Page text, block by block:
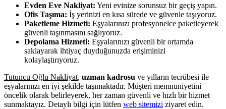
Evden Eve Nakliyat: Yeni evinize sorunsuz bir geçiş yapın.
Ofis Taşıma: İş yerinizi en kısa sürede ve güvenle taşıyoruz.
Paketleme Hizmeti: Eşyalarınızı profesyonelce paketleyerek
güvenli taşınmasını sağlıyoruz.
Depolama Hizmeti: Eşyalarınızı güvenli bir ortamda
saklayarak ihtiyaç duyduğunuzda erişiminizi
kolaylaştırıyoruz.
Tutuncu Oğlu Nakliyat, uzman kadrosu ve yılların tecrübesi ile
eşyalarınızı en iyi şekilde taşımaktadır. Müşteri memnuniyetini
öncelik olarak belirleyerek, her zaman güvenli ve hızlı bir hizmet
sunmaktayız. Detaylı bilgi için lütfen web sitemizi ziyaret edin.